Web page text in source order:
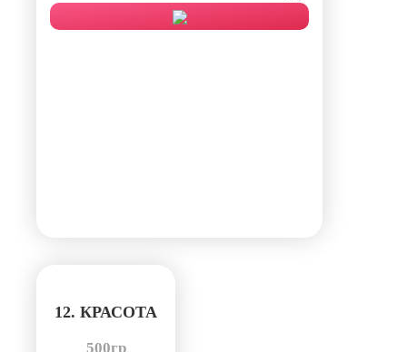
12. КРАСОТА
500гр